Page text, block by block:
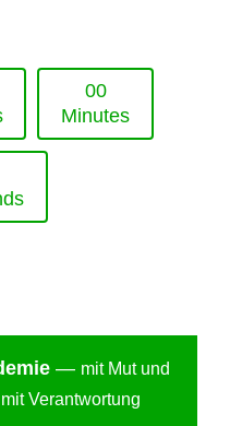
00
Minutes
— mit Mut und
Verantwortung